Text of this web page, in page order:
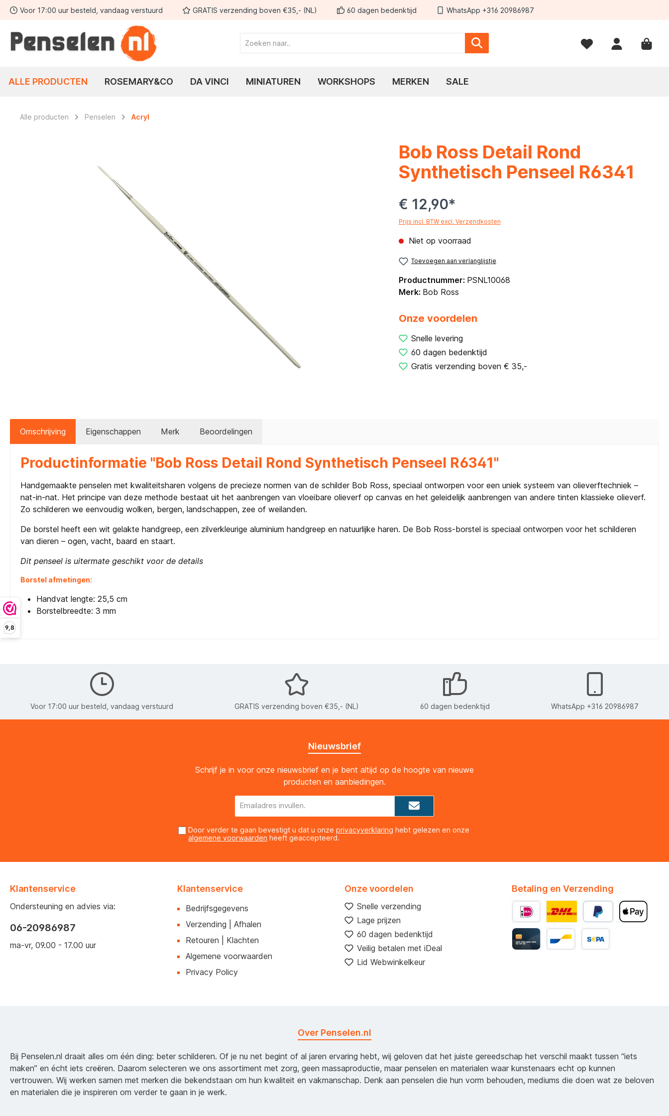
9,8
Ga naar de hoofdnavigatie
Voor 17:00 uur besteld, vandaag verstuurd GRATIS verzending boven €35,- (NL) 60 dagen bedenktijd WhatsApp +316 20986987
ALLE PRODUCTEN ROSEMARY&CO DA VINCI MINIATUREN WORKSHOPS MERKEN SALE
Alle producten Penselen Acryl
Bob Ross Detail Rond
Synthetisch Penseel R6341
€ 12,90*
Prijs incl. BTW excl. Verzendkosten
Niet op voorraad
Toevoegen aan verlanglijstje
Productnummer: PSNL10068
Merk: Bob Ross
Onze voordelen
Snelle levering
60 dagen bedenktijd
Gratis verzending boven € 35,-
Omschrijving Eigenschappen Merk Beoordelingen
Productinformatie "Bob Ross Detail Rond Synthetisch Penseel R6341"
Handgemaakte penselen met kwaliteitsharen volgens de precieze normen van de schilder Bob Ross, speciaal ontworpen voor een uniek systeem van olieverftechniek –
nat-in-nat. Het principe van deze methode bestaat uit het aanbrengen van vloeibare olieverf op canvas en het geleidelijk aanbrengen van andere tinten klassieke olieverf.
Zo schilderen we eenvoudig wolken, bergen, landschappen, zee of weilanden.
De borstel heeft een wit gelakte handgreep, een zilverkleurige aluminium handgreep en natuurlijke haren. De Bob Ross-borstel is speciaal ontworpen voor het schilderen
van dieren – ogen, vacht, baard en staart.
Dit penseel is uitermate geschikt voor de details
Borstel afmetingen:
Handvat lengte: 25,5 cm
Borstelbreedte: 3 mm
Voor 17:00 uur besteld, vandaag verstuurd GRATIS verzending boven €35,- (NL) 60 dagen bedenktijd WhatsApp +316 20986987
Nieuwsbrief
Schrijf je in voor onze nieuwsbrief en je bent altijd op de hoogte van nieuwe
producten en aanbiedingen.
Door verder te gaan bevestigt u dat u onze privacyverklaring hebt gelezen en onze
algemene voorwaarden heeft geaccepteerd.
Klantenservice
Ondersteuning en advies via:
06-20986987
ma-vr, 09.00 - 17.00 uur
Klantenservice
Bedrijfsgegevens
Verzending | Afhalen
Retouren | Klachten
Algemene voorwaarden
Privacy Policy
Onze voordelen
Snelle verzending
Lage prijzen
60 dagen bedenktijd
Veilig betalen met iDeal
Lid Webwinkelkeur
Betaling en Verzending
Over Penselen.nl
Bij Penselen.nl draait alles om één ding: beter schilderen. Of je nu net begint of al jaren ervaring hebt, wij geloven dat het juiste gereedschap het verschil maakt tussen “iets
maken” en écht iets creëren. Daarom selecteren we ons assortiment met zorg, geen massaproductie, maar penselen en materialen waar kunstenaars echt op kunnen
vertrouwen. Wij werken samen met merken die bekendstaan om hun kwaliteit en vakmanschap. Denk aan penselen die hun vorm behouden, mediums die doen wat ze beloven
en materialen die je inspireren om verder te gaan in je werk.